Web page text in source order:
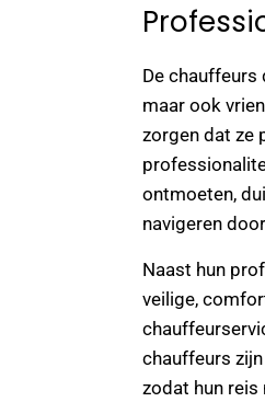
De chauffeurs
maar ook
zorgen dat ze
ontmoeten,
navigeren
Naast hun
veilige,
chauffeurs
zodat hun reis